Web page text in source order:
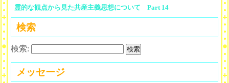
霊的な観点から見た共産主義思想について Part 14
検索
検索:
メッセージ